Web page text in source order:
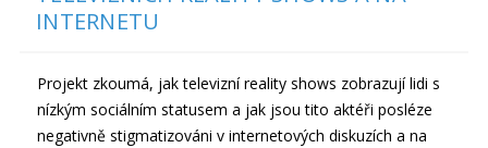
INTERNETU
Projekt zkoumá, jak televizní reality shows zobrazují lidi s
nízkým sociálním statusem a jak jsou tito aktéři posléze
negativně stigmatizováni v internetových diskuzích a na